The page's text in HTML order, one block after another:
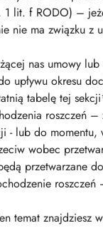
1 lit. f RODO) –
nie ma związku z
nas umowy
upływu okresu
tabelę tej
roszczeń –
- lub do momentu,
wobec
przetwarzane
temat znajdziesz